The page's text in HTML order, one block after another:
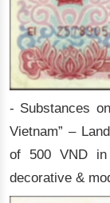
- Substances
Vietnam” –
of 500 VND in
decorative &